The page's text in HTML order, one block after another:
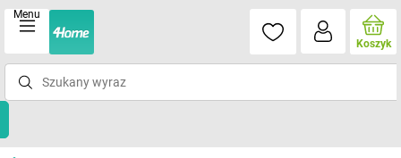
Menu
Koszyk